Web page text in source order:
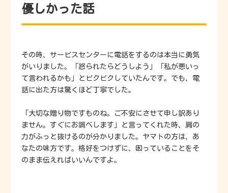
優しかった話
その時、サービスセンターに電話をするのは本当に勇気
がいりました。「怒られたらどうしよう」「私が悪いっ
て言われるかも」とビクビクしていたんです。でも、電
話に出た方は驚くほど丁寧でした。
「大切な贈り物ですものね。ご不安にさせて申し訳あり
ません。すぐにお調べします」と言ってくれた時、肩の
力がふっと抜けるのが分かりました。ヤマトの方は、あ
なたの味方です。格好をつけずに、困っていることをそ
のまま伝えればいいんですよ。